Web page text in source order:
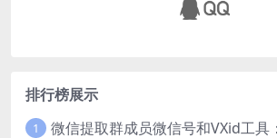
排行榜展示
1